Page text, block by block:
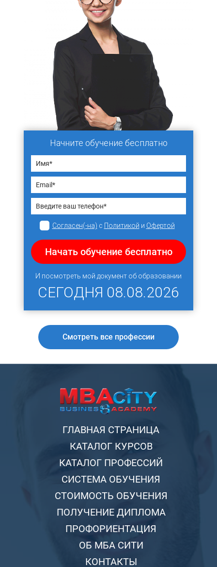
Начните обучение бесплатно
Согласен(-на) с Политикой и Офертой
Начать обучение бесплатно
И посмотреть мой документ об образовании
СЕГОДНЯ 08.08.2026
Смотреть все профессии
ГЛАВНАЯ СТРАНИЦА
КАТАЛОГ КУРСОВ
КАТАЛОГ ПРОФЕССИЙ
СИСТЕМА ОБУЧЕНИЯ
СТОИМОСТЬ ОБУЧЕНИЯ
ПОЛУЧЕНИЕ ДИПЛОМА
ПРОФОРИЕНТАЦИЯ
ОБ МБА СИТИ
КОНТАКТЫ